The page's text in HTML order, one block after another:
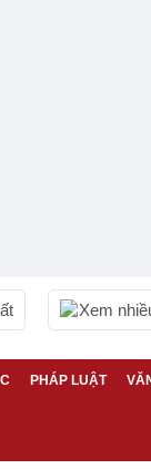
Xem
PHÁP LUẬT